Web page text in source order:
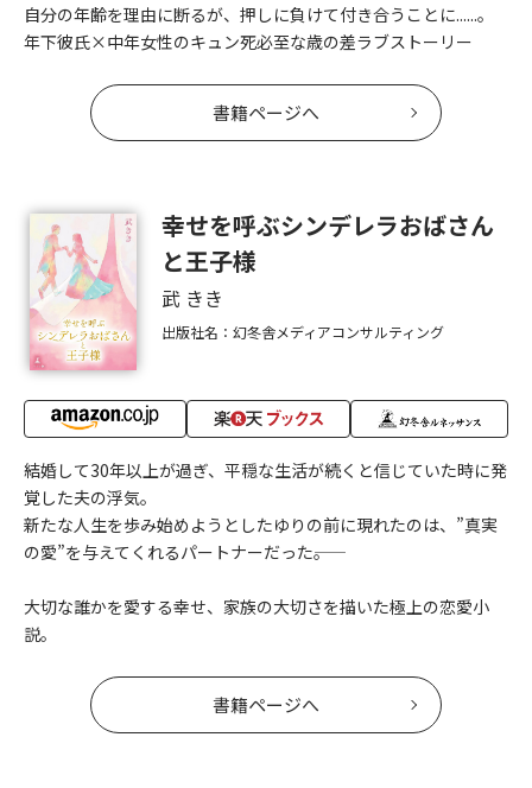
自分の年齢を理由に断るが、押しに負けて付き合うことに......。
年下彼氏×中年女性のキュン死必至な歳の差ラブストーリー
書籍ページへ
幸せを呼ぶシンデレラおばさん
と王子様
武 きき
出版社名：幻冬舎メディアコンサルティング
結婚して30年以上が過ぎ、平穏な生活が続くと信じていた時に発
覚した夫の浮気。
新たな人生を歩み始めようとしたゆりの前に現れたのは、”真実
の愛”を与えてくれるパートナーだった――。
大切な誰かを愛する幸せ、家族の大切さを描いた極上の恋愛小
説。
書籍ページへ